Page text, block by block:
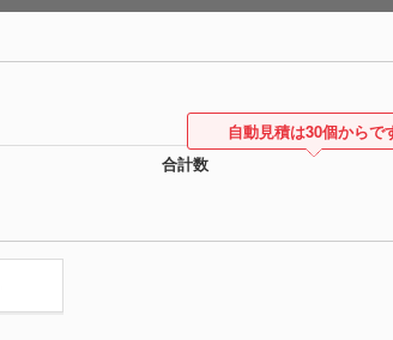
合計数
自動見積は30個からで